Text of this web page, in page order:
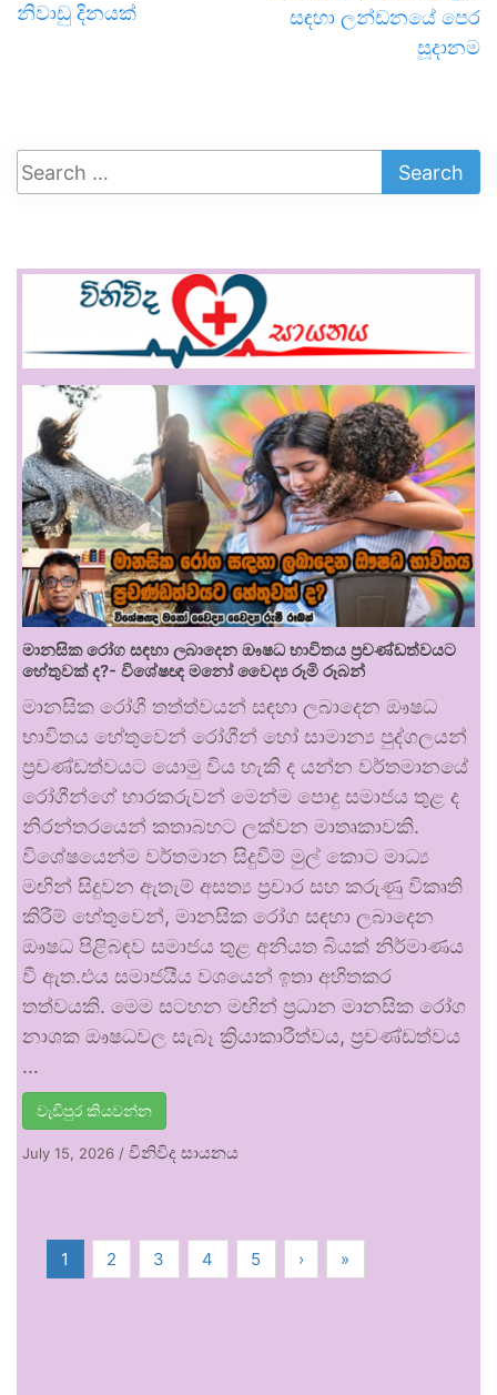
නිවාඩු දිනයක්
සඳහා ලන්ඩනයේ පෙර
සූදානම
මානසික රෝග සඳහා ලබාදෙන ඖෂධ භාවිතය ප්‍රචණ්ඩත්වයට
හේතුවක් ද?- විශේෂඥ මනෝ වෛද්‍ය රූමි රූබන්
මානසික රෝගී තත්ත්වයන් සඳහා ලබාදෙන ඖෂධ
භාවිතය හේතුවෙන් රෝගීන් හෝ සාමාන්‍ය පුද්ගලයන්
ප්‍රචණ්ඩත්වයට යොමු විය හැකි ද යන්න වර්තමානයේ
රෝගීන්ගේ භාරකරුවන් මෙන්ම පොදු සමාජය තුළ ද
නිරන්තරයෙන් කතාබහට ලක්වන මාතෘකාවකි.
විශේෂයෙන්ම වර්තමාන සිදුවීම් මුල් කොට මාධ්‍ය
මඟින් සිදුවන ඇතැම් අසත්‍ය ප්‍රචාර සහ කරුණු විකෘති
කිරීම් හේතුවෙන්, මානසික රෝග සඳහා ලබාදෙන
ඖෂධ පිළිබඳව සමාජය තුළ අනියත බියක් නිර්මාණය
වී ඇත.එය සමාජයීය වශයෙන් ඉතා අහිතකර
තත්වයකි. මෙම සටහන මඟින් ප්‍රධාන මානසික රෝග
නාශක ඖෂධවල සැබෑ ක්‍රියාකාරීත්වය, ප්‍රචණ්ඩත්වය
…
වැඩිපුර කියවන්න
July 15, 2026 / විනිවිද සායනය
1 2 3 4 5 › »